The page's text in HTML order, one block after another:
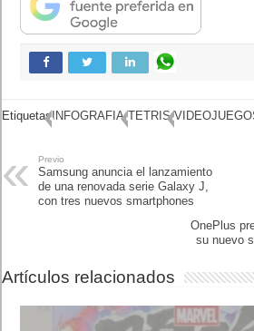
Etiquetas INFOGRAFIA TETRIS
Previo
Samsung anuncia el
lanzamiento de una renovada
serie Galaxy J, con tres
Artículos relacionados